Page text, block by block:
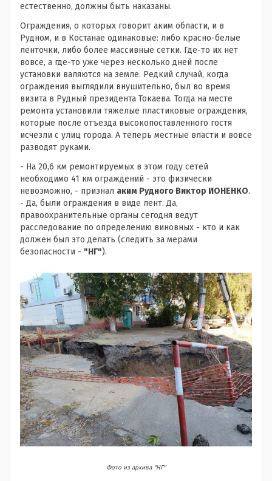
естественно, должны быть наказаны.
Ограждения, о которых говорит аким области, и в
Рудном, и в Костанае одинаковые: либо красно-белые
ленточки, либо более массивные сетки. Где-то их нет
вовсе, а где-то уже через несколько дней после
установки валяются на земле. Редкий случай, когда
ограждения выглядили внушительно, был во время
визита в Рудный президента Токаева. Тогда на месте
ремонта установили тяжелые пластиковые ограждения,
которые после отъезда высокопоставленного гостя
исчезли с улиц города. А теперь местные власти и вовсе
разводят руками.
- На 20,6 км ремонтируемых в этом году сетей
необходимо 41 км ограждений - это физически
невозможно, - признал аким Рудного Виктор ИОНЕНКО.
- Да, были ограждения в виде лент. Да,
правоохранительные органы сегодня ведут
расследование по определению виновных - кто и как
должен был это делать (следить за мерами
безопасности - "НГ").
Фото из архива "НГ"